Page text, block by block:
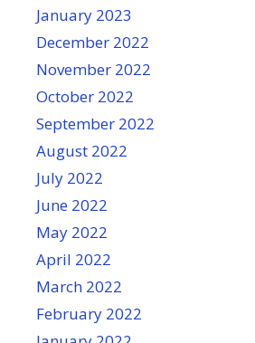
January 2023
December 2022
November 2022
October 2022
September 2022
August 2022
July 2022
June 2022
May 2022
April 2022
March 2022
February 2022